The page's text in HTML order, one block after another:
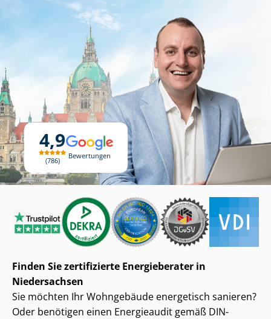
4,9
786
Bewertungen
Finden Sie zertifizierte Energieberater in
Niedersachsen
Sie möchten Ihr Wohngebäude energetisch sanieren?
Oder benötigen einen Energieaudit gemäß DIN-